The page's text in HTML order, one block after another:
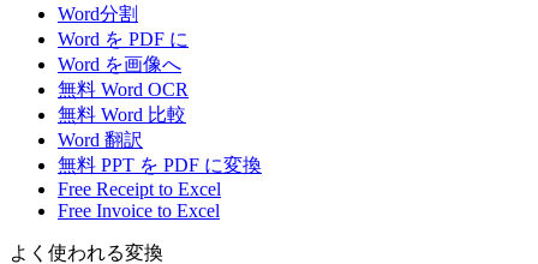
Word分割
Word を PDF に
Word を画像へ
無料 Word OCR
無料 Word 比較
Word 翻訳
無料 PPT を PDF に変換
Free Receipt to Excel
Free Invoice to Excel
よく使われる変換